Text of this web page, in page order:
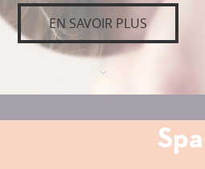
EN SAVOIR PLUS
Spa